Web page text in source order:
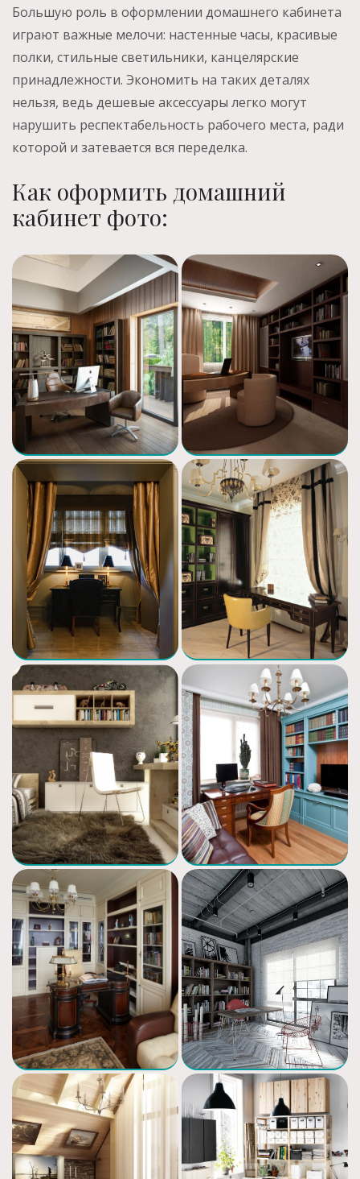
Большую роль в оформлении домашнего кабинета
играют важные мелочи: настенные часы, красивые
полки, стильные светильники, канцелярские
принадлежности. Экономить на таких деталях
нельзя, ведь дешевые аксессуары легко могут
нарушить респектабельность рабочего места, ради
которой и затевается вся переделка.
Как оформить домашний
кабинет фото: